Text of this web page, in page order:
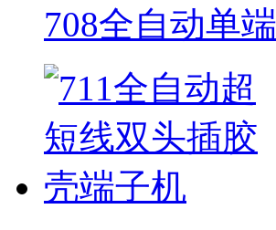
708全自动单